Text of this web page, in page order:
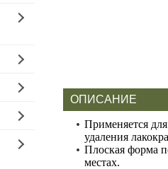
ОПИСАНИЕ
Применяется
удаления
Плоская форма
местах.